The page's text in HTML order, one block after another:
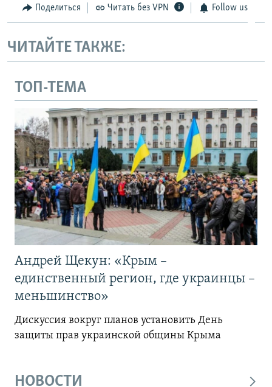
Поделиться Читать без VPN Follow us
ЧИТАЙТЕ ТАКЖЕ:
ТОП-ТЕМА
Андрей Щекун: «Крым –
единственный регион, где украинцы –
меньшинство»
Дискуссия вокруг планов установить День
защиты прав украинской общины Крыма
НОВОСТИ